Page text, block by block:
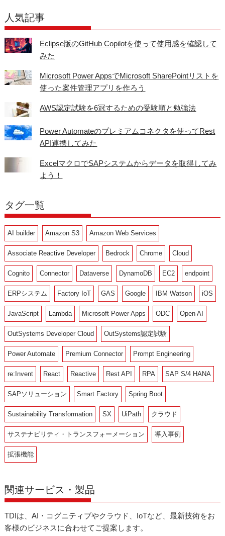
人気記事
Eclipse版のGitHub Copilotを使って使用感を確認して
みた
Microsoft Power AppsでMicrosoft SharePointリストを
使った案件管理アプリを作ろう
AWS認定試験を6冠するための受験順と勉強法
Power Automateのプレミアムコネクタを使ってRest
API連携してみた
ExcelマクロでSAPシステムからデータを取得してみ
よう！
タグ一覧
AI builder Amazon S3 Amazon Web Services
Associate Reactive Developer Bedrock Chrome Cloud
Cognito Connector Dataverse DynamoDB EC2 endpoint
ERPシステム Factory IoT GAS Google IBM Watson iOS
JavaScript Lambda Microsoft Power Apps ODC Open AI
OutSystems Developer Cloud OutSystems認定試験
Power Automate Premium Connector Prompt Engineering
re:Invent React Reactive Rest API RPA SAP S/4 HANA
SAPソリューション Smart Factory Spring Boot
Sustainability Transformation SX UiPath クラウド
サステナビリティ・トランスフォーメーション 導入事例
拡張機能
関連サービス・製品
TDIは、AI・コグニティブやクラウド、IoTなど、最新技術をお
客様のビジネスに合わせてご提案します。